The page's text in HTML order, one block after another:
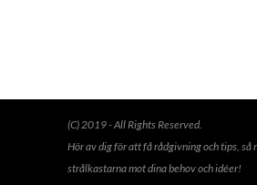
(C) 2019 - All Rights Reserved.
Hör av dig för att få rådgivning och tips, så
strålkastarna mot dina behov och idéer!